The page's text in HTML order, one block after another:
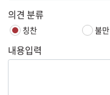
의견 분류
칭찬 불만
내용입력